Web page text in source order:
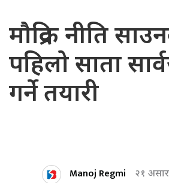
मौद्रिक नीति
पहिलो साता
गर्ने तयारी
Manoj Regmi २१